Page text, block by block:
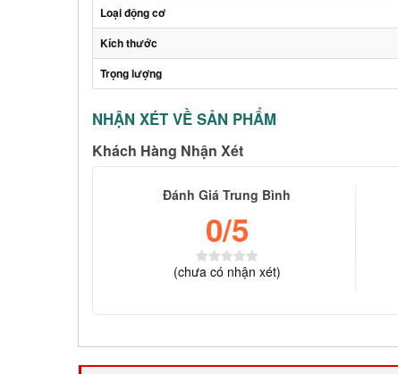
Loại động cơ
Kích thước
Trọng lượng
NHẬN XÉT VỀ SẢN PHẨM
Khách Hàng Nhận Xét
Đánh Giá Trung Bình
0/5
(chưa có nhận xét)